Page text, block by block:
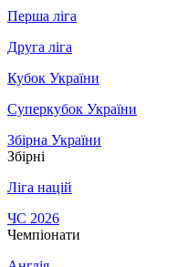
Перша ліга
Друга ліга
Кубок України
Суперкубок України
Збірна України
Збірні
Ліга націй
ЧС 2026
Чемпіонати